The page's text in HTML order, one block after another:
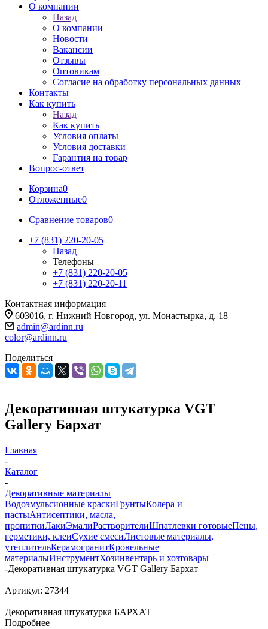
О компании
Назад
О компании
Новости
Вакансии
Отзывы
Оптовикам
Cогласие на обработку персональных данных
Контакты
Как купить
Назад
Как купить
Условия оплаты
Условия доставки
Гарантия на товар
Вопрос-ответ
Корзина0
Отложенные0
Сравнение товаров0
+7 (831) 220-20-05
Назад
Телефоны
+7 (831) 220-20-05
+7 (831) 220-20-11
Контактная информация
603016, г. Нижний Новгород, ул. Монастырка, д. 18
admin@ardinn.ru
color@ardinn.ru
Поделиться
Декоративная штукатурка VGT
Gallery Бархат
Главная
-
Каталог
-
Декоративные материалы
Водоэмульсионные краскиГрунтыКолера и
пастыАнтисептики, масла,
пропиткиЛакиЭмалиРастворителиШпатлевки готовыеПены,
герметики, клеиСухие смесиЛистовые материалы,
утеплительКерамогранитКровельные
материалыИнструментХозинвентарь и хозтовары
-Декоративная штукатурка VGT Gallery Бархат
Артикул: 27344
Декоративная штукатурка БАРХАТ
Подробнее